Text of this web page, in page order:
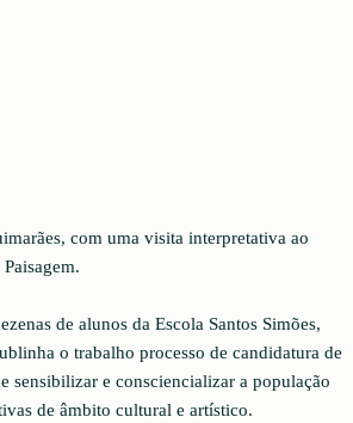
com uma visita interpretativa ao
de alunos da Escola Santos Simões,
o trabalho processo de candidatura de
sensibilizar e consciencializar a população
de âmbito cultural e artístico.